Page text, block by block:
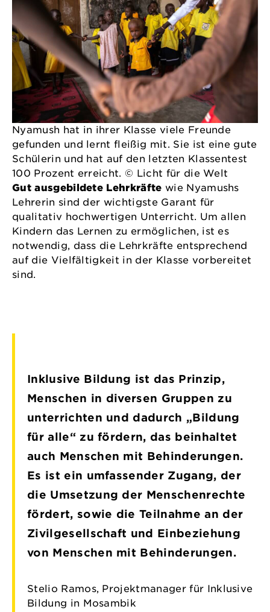
Nyamush hat in ihrer Klasse viele Freunde
gefunden und lernt fleißig mit. Sie ist eine gute
Schülerin und hat auf den letzten Klassentest
100 Prozent erreicht. © Licht für die Welt
Gut ausgebildete Lehrkräfte wie Nyamushs
Lehrerin sind der wichtigste Garant für
qualitativ hochwertigen Unterricht. Um allen
Kindern das Lernen zu ermöglichen, ist es
notwendig, dass die Lehrkräfte entsprechend
auf die Vielfältigkeit in der Klasse vorbereitet
sind.
Inklusive Bildung ist das Prinzip,
Menschen in diversen Gruppen zu
unterrichten und dadurch „Bildung
für alle“ zu fördern, das beinhaltet
auch Menschen mit Behinderungen.
Es ist ein umfassender Zugang, der
die Umsetzung der Menschenrechte
fördert, sowie die Teilnahme an der
Zivilgesellschaft und Einbeziehung
von Menschen mit Behinderungen.
Stelio Ramos, Projektmanager für Inklusive
Bildung in Mosambik